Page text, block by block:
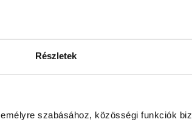
Részletek
szabásához, közösségi funkciók